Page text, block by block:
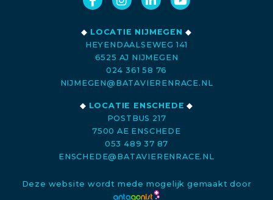
◆ LOCATIE NIJMEGEN ◆
HEYENDAALSEWEG 141
6525 AJ NIJMEGEN
024 361 58 76
NIJMEGEN@BATAVIERENRACE.NL
◆ LOCATIE ENSCHEDE ◆
POSTBUS 217
7500 AE ENSCHEDE
053 489 37 87
ENSCHEDE@BATAVIERENRACE.NL
Deze website wordt mede mogelijk gemaakt door